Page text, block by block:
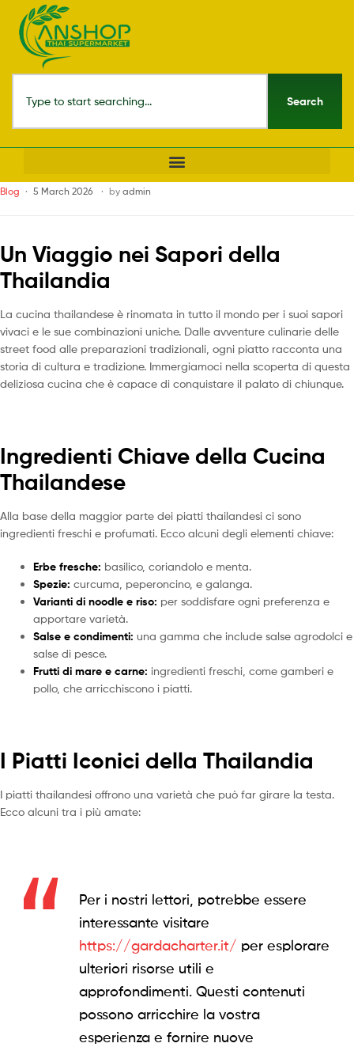
Search
Blog 5 March 2026 by admin
Un Viaggio nei Sapori della
Thailandia
La cucina thailandese è rinomata in tutto il mondo per i suoi sapori
vivaci e le sue combinazioni uniche. Dalle avventure culinarie delle
street food alle preparazioni tradizionali, ogni piatto racconta una
storia di cultura e tradizione. Immergiamoci nella scoperta di questa
deliziosa cucina che è capace di conquistare il palato di chiunque.
Ingredienti Chiave della Cucina
Thailandese
Alla base della maggior parte dei piatti thailandesi ci sono
ingredienti freschi e profumati. Ecco alcuni degli elementi chiave:
Erbe fresche: basilico, coriandolo e menta.
Spezie: curcuma, peperoncino, e galanga.
Varianti di noodle e riso: per soddisfare ogni preferenza e
apportare varietà.
Salse e condimenti: una gamma che include salse agrodolci e
salse di pesce.
Frutti di mare e carne: ingredienti freschi, come gamberi e
pollo, che arricchiscono i piatti.
I Piatti Iconici della Thailandia
I piatti thailandesi offrono una varietà che può far girare la testa.
Ecco alcuni tra i più amate:
Per i nostri lettori, potrebbe essere
interessante visitare
https://gardacharter.it/ per esplorare
ulteriori risorse utili e
approfondimenti. Questi contenuti
possono arricchire la vostra
esperienza e fornire nuove